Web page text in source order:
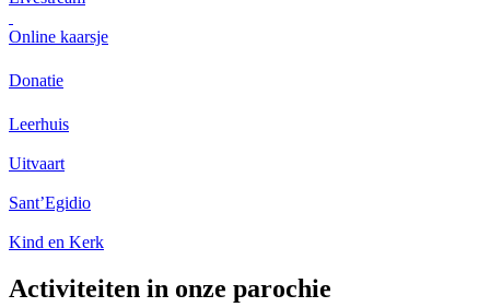
Online kaarsje
Donatie
Leerhuis
Uitvaart
Sant’Egidio
Kind en Kerk
Activiteiten in onze parochie